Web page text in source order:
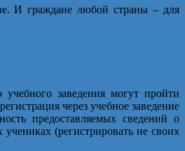
И граждане любой страны – для
заведения могут пройти
через учебное заведение
предоставляемых сведений о
(регистрировать не своих